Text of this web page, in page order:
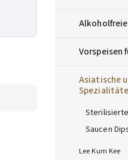
Vorspeisen
Asiatische
Saucen
Lee Kum Kee